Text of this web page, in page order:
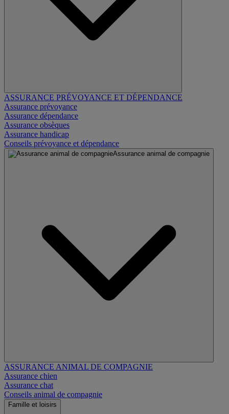
ASSURANCE PRÉVOYANCE ET DÉPENDANCE
Assurance prévoyance
Assurance dépendance
Assurance obsèques
Assurance handicap
Conseils prévoyance et dépendance
Assurance animal de compagnie
ASSURANCE ANIMAL DE COMPAGNIE
Assurance chien
Assurance chat
Conseils animal de compagnie
Famille et loisirs